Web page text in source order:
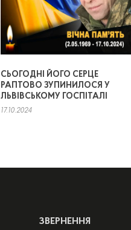
СЬОГОДНІ ЙОГО СЕРЦЕ
РАПТОВО ЗУПИНИЛОСЯ У
ЛЬВІВСЬКОМУ ГОСПІТАЛІ
17.10.2024
ЗВЕРНЕННЯ